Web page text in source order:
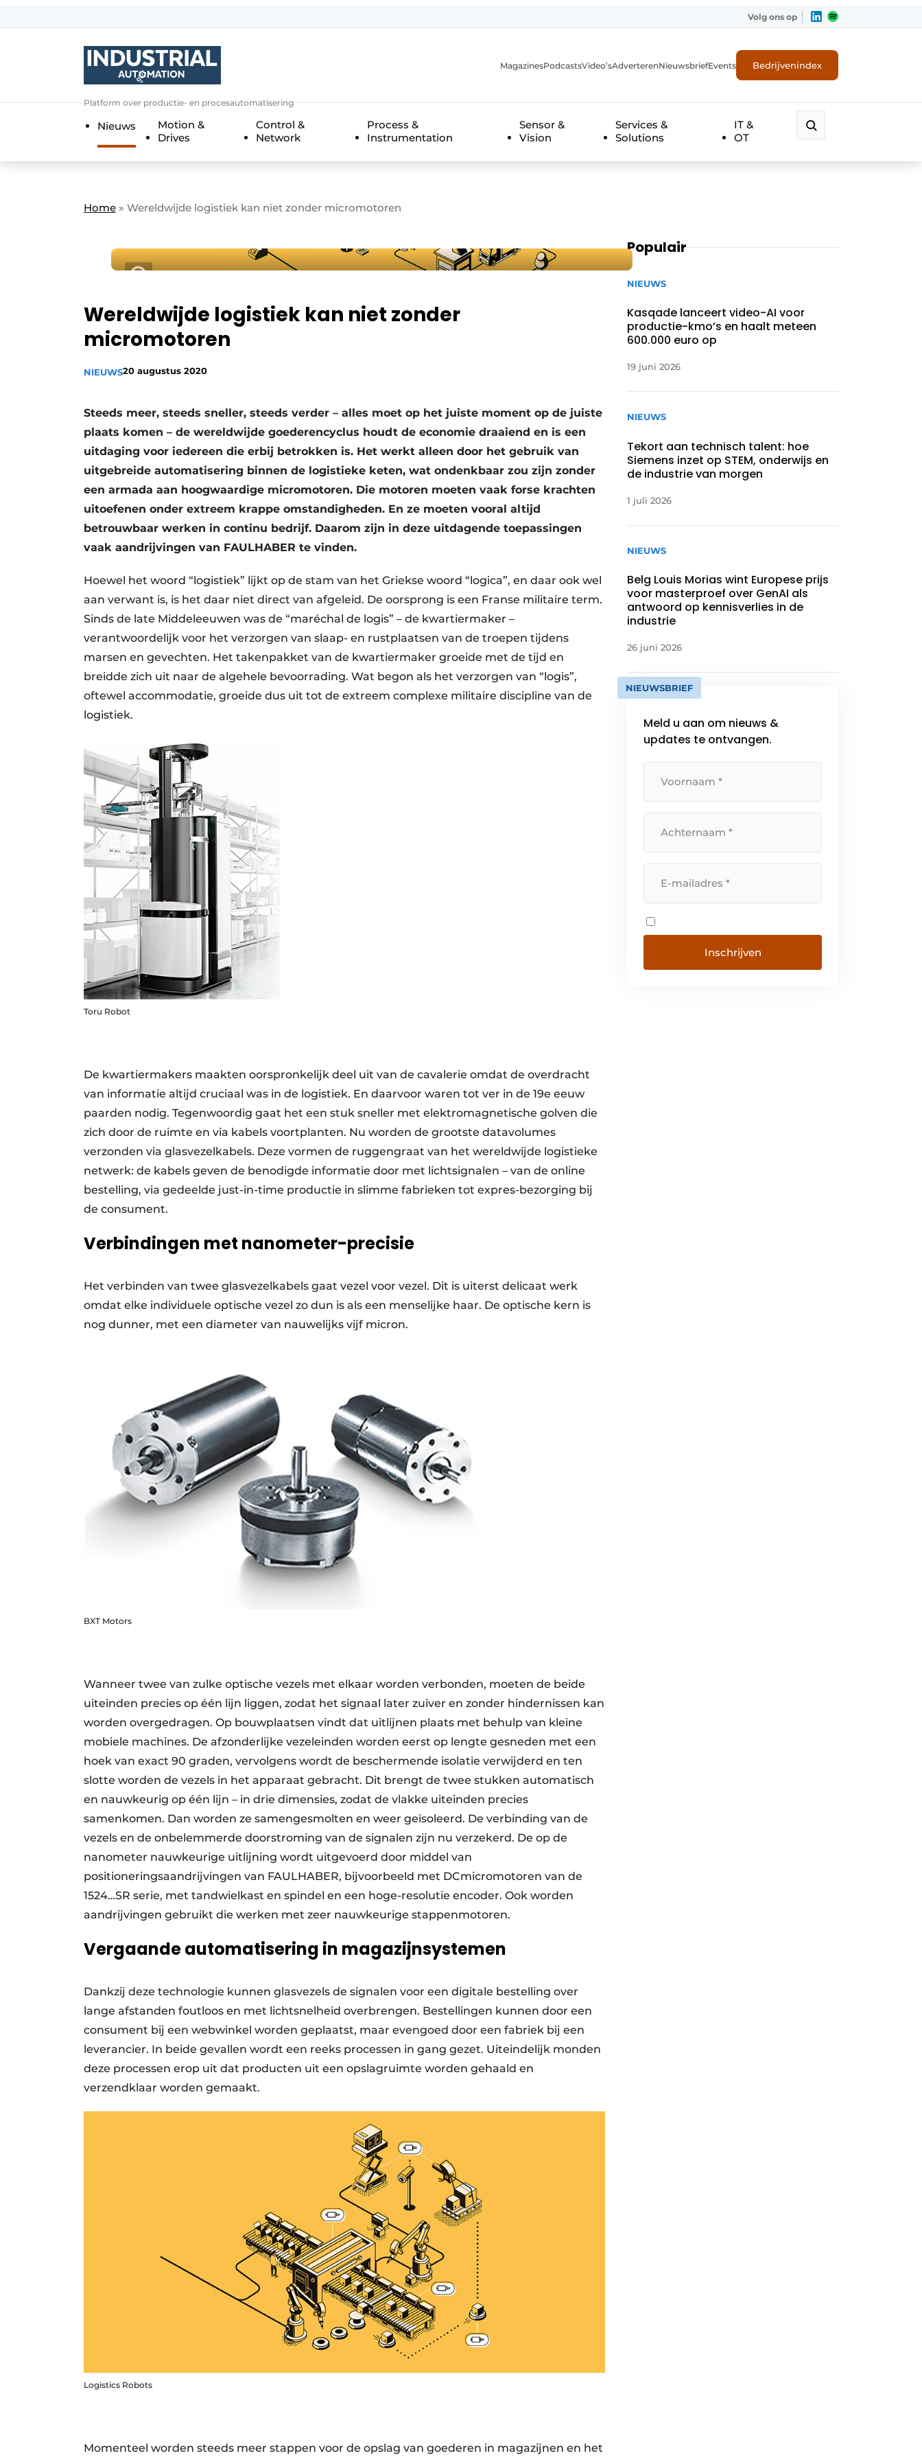
Algemene voorwaarden
Contact
Direct contact
Evenement aanmelden
Meest gelezen
Privacy / Cookie statement
Vacature aanmelden
Vacatures
Volg ons op
Platform over productie- en procesautomatisering
MagazinesPodcastsVideo’sAdverterenNieuwsbriefEvents Bedrijvenindex
Nieuws
Motion &
Drives
Control &
Network
Process &
Instrumentation
Sensor &
Vision
Services &
Solutions
IT &
OT
Home » Wereldwijde logistiek kan niet zonder micromotoren
Wereldwijde logistiek kan niet zonder
micromotoren
NIEUWS20 augustus 2020
Steeds meer, steeds sneller, steeds verder – alles moet op het juiste moment op de juiste
plaats komen – de wereldwijde goederencyclus houdt de economie draaiend en is een
uitdaging voor iedereen die erbij betrokken is. Het werkt alleen door het gebruik van
uitgebreide automatisering binnen de logistieke keten, wat ondenkbaar zou zijn zonder
een armada aan hoogwaardige micromotoren. Die motoren moeten vaak forse krachten
uitoefenen onder extreem krappe omstandigheden. En ze moeten vooral altijd
betrouwbaar werken in continu bedrijf. Daarom zijn in deze uitdagende toepassingen
vaak aandrijvingen van FAULHABER te vinden.
Hoewel het woord “logistiek” lijkt op de stam van het Griekse woord “logica”, en daar ook wel
aan verwant is, is het daar niet direct van afgeleid. De oorsprong is een Franse militaire term.
Sinds de late Middeleeuwen was de “maréchal de logis” – de kwartiermaker –
verantwoordelijk voor het verzorgen van slaap- en rustplaatsen van de troepen tijdens
marsen en gevechten. Het takenpakket van de kwartiermaker groeide met de tijd en
breidde zich uit naar de algehele bevoorrading. Wat begon als het verzorgen van “logis”,
oftewel accommodatie, groeide dus uit tot de extreem complexe militaire discipline van de
logistiek.
Toru Robot
De kwartiermakers maakten oorspronkelijk deel uit van de cavalerie omdat de overdracht
van informatie altijd cruciaal was in de logistiek. En daarvoor waren tot ver in de 19e eeuw
paarden nodig. Tegenwoordig gaat het een stuk sneller met elektromagnetische golven die
zich door de ruimte en via kabels voortplanten. Nu worden de grootste datavolumes
verzonden via glasvezelkabels. Deze vormen de ruggengraat van het wereldwijde logistieke
netwerk: de kabels geven de benodigde informatie door met lichtsignalen – van de online
bestelling, via gedeelde just-in-time productie in slimme fabrieken tot expres-bezorging bij
de consument.
Verbindingen met nanometer-precisie
Het verbinden van twee glasvezelkabels gaat vezel voor vezel. Dit is uiterst delicaat werk
omdat elke individuele optische vezel zo dun is als een menselijke haar. De optische kern is
nog dunner, met een diameter van nauwelijks vijf micron.
BXT Motors
Wanneer twee van zulke optische vezels met elkaar worden verbonden, moeten de beide
uiteinden precies op één lijn liggen, zodat het signaal later zuiver en zonder hindernissen kan
worden overgedragen. Op bouwplaatsen vindt dat uitlijnen plaats met behulp van kleine
mobiele machines. De afzonderlijke vezeleinden worden eerst op lengte gesneden met een
hoek van exact 90 graden, vervolgens wordt de beschermende isolatie verwijderd en ten
slotte worden de vezels in het apparaat gebracht. Dit brengt de twee stukken automatisch
en nauwkeurig op één lijn – in drie dimensies, zodat de vlakke uiteinden precies
samenkomen. Dan worden ze samengesmolten en weer geïsoleerd. De verbinding van de
vezels en de onbelemmerde doorstroming van de signalen zijn nu verzekerd. De op de
nanometer nauwkeurige uitlijning wordt uitgevoerd door middel van
positioneringsaandrijvingen van FAULHABER, bijvoorbeeld met DCmicromotoren van de
1524…SR serie, met tandwielkast en spindel en een hoge-resolutie encoder. Ook worden
aandrijvingen gebruikt die werken met zeer nauwkeurige stappenmotoren.
Vergaande automatisering in magazijnsystemen
Dankzij deze technologie kunnen glasvezels de signalen voor een digitale bestelling over
lange afstanden foutloos en met lichtsnelheid overbrengen. Bestellingen kunnen door een
consument bij een webwinkel worden geplaatst, maar evengoed door een fabriek bij een
leverancier. In beide gevallen wordt een reeks processen in gang gezet. Uiteindelijk monden
deze processen erop uit dat producten uit een opslagruimte worden gehaald en
verzendklaar worden gemaakt.
Logistics Robots
Momenteel worden steeds meer stappen voor de opslag van goederen in magazijnen en het
Populair
NIEUWS
Kasqade lanceert video-AI voor
productie-kmo’s en haalt meteen
600.000 euro op
19 juni 2026
NIEUWS
Tekort aan technisch talent: hoe
Siemens inzet op STEM, onderwijs en
de industrie van morgen
1 juli 2026
NIEUWS
Belg Louis Morias wint Europese prijs
voor masterproef over GenAI als
antwoord op kennisverlies in de
industrie
26 juni 2026
NIEUWSBRIEF
Meld u aan om nieuws &
updates te ontvangen.